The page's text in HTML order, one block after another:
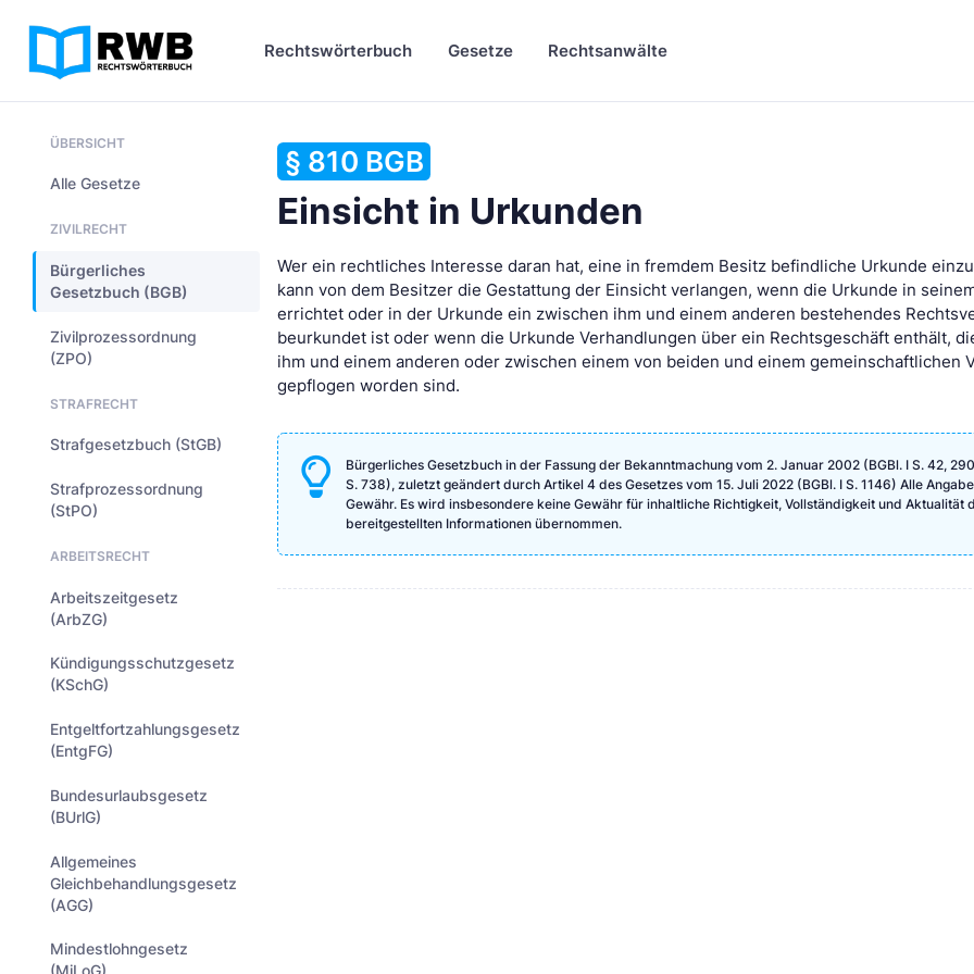
Rechtswörterbuch Gesetze Rechtsanwälte
ÜBERSICHT
Alle Gesetze
ZIVILRECHT
Bürgerliches
Gesetzbuch (BGB)
Zivilprozessordnung
(ZPO)
STRAFRECHT
Strafgesetzbuch (StGB)
Strafprozessordnung
(StPO)
ARBEITSRECHT
Arbeitszeitgesetz
(ArbZG)
Kündigungsschutzgesetz
(KSchG)
Entgeltfortzahlungsgesetz
(EntgFG)
Bundesurlaubsgesetz
(BUrlG)
Allgemeines
Gleichbehandlungsgesetz
(AGG)
Mindestlohngesetz
§ 810 BGB
Einsicht in Urkunden
Wer ein rechtliches Interesse daran hat, eine in fremdem Besitz befindliche Urkunde
kann von dem Besitzer die Gestattung der Einsicht verlangen, wenn die Urkunde in
errichtet oder in der Urkunde ein zwischen ihm und einem anderen bestehendes
beurkundet ist oder wenn die Urkunde Verhandlungen über ein Rechtsgeschäft enthält,
ihm und einem anderen oder zwischen einem von beiden und einem gemeinschaftlichen
gepflogen worden sind.
Bürgerliches Gesetzbuch in der Fassung der Bekanntmachung vom 2. Januar 2002 (BGBl. I S. 42,
S. 738), zuletzt geändert durch Artikel 4 des Gesetzes vom 15. Juli 2022 (BGBl. I S. 1146) Alle
Gewähr. Es wird insbesondere keine Gewähr für inhaltliche Richtigkeit, Vollständigkeit und Aktualität
bereitgestellten Informationen übernommen.